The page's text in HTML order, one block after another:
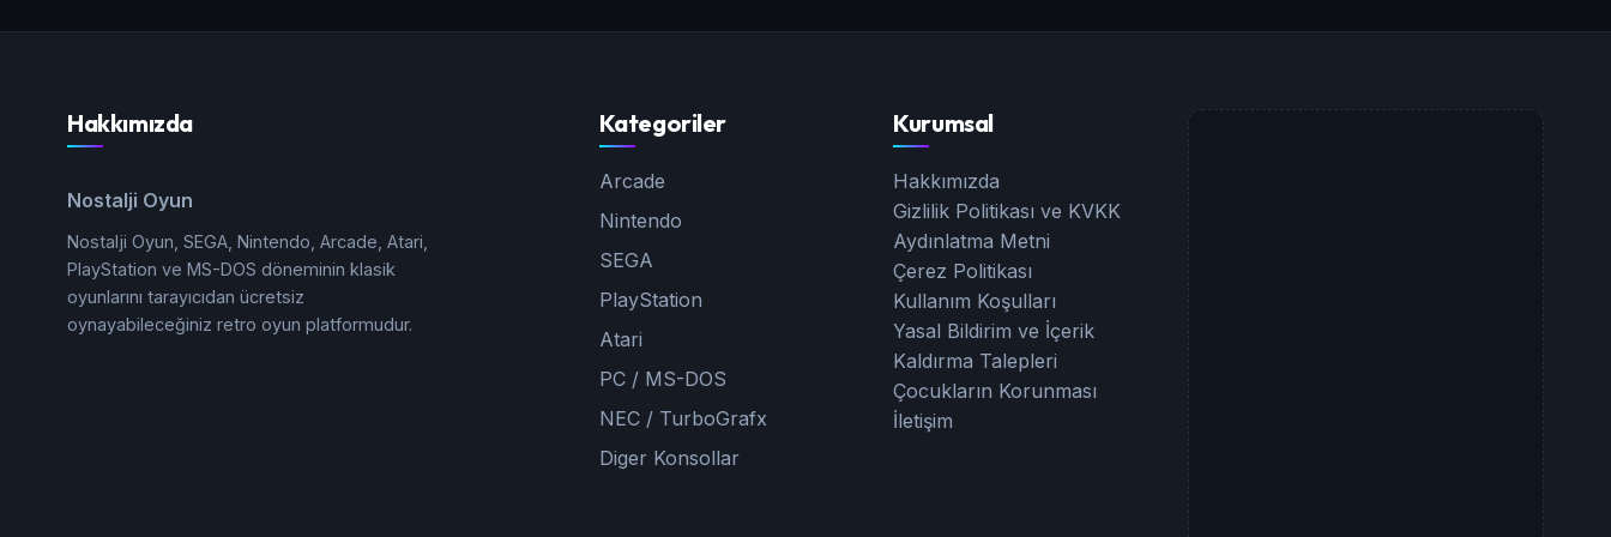
Hakkımızda
Nostalji Oyun
Nostalji Oyun, SEGA, Nintendo, Arcade, Atari,
PlayStation ve MS-DOS döneminin klasik
oyunlarını tarayıcıdan ücretsiz
oynayabileceğiniz retro oyun platformudur.
Kategoriler
Arcade
Nintendo
SEGA
PlayStation
Atari
PC / MS-DOS
NEC / TurboGrafx
Diger Konsollar
Kurumsal
Hakkımızda
Gizlilik Politikası ve KVKK
Aydınlatma Metni
Çerez Politikası
Kullanım Koşulları
Yasal Bildirim ve İçerik
Kaldırma Talepleri
Çocukların Korunması
İletişim